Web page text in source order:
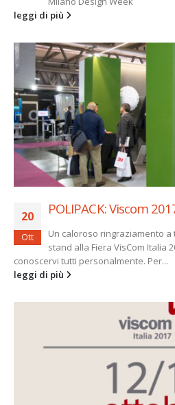
leggi di più
20
Ott
POLIPACK: Viscom
Un caloroso ringraziamento
stand alla Fiera VisCom Italia
conoscervi tutti personalmente. Per...
leggi di più